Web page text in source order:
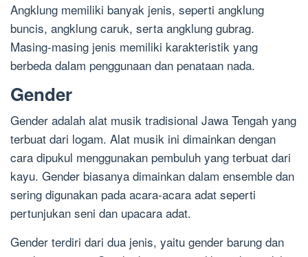
Angklung memiliki banyak jenis, seperti angklung
buncis, angklung caruk, serta angklung gubrag.
Masing-masing jenis memiliki karakteristik yang
berbeda dalam penggunaan dan penataan nada.
Gender
Gender adalah alat musik tradisional Jawa Tengah yang
terbuat dari logam. Alat musik ini dimainkan dengan
cara dipukul menggunakan pembuluh yang terbuat dari
kayu. Gender biasanya dimainkan dalam ensemble dan
sering digunakan pada acara-acara adat seperti
pertunjukan seni dan upacara adat.
Gender terdiri dari dua jenis, yaitu gender barung dan